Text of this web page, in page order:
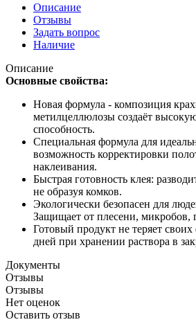
Описание
Отзывы
Задать вопрос
Наличие
Описание
Основные свойства:
Новая формула - композиция
метилцеллюлозы создаёт
способность.
Специальная формула для
возможность корректировки
наклеивания.
Быстрая готовность клея:
не образуя комков.
Экологически безопасен для
Защищает от плесени, микробов,
Готовый продукт не теряет своих
дней при хранении раствора в
Документы
Отзывы
Отзывы
Нет оценок
Оставить отзыв